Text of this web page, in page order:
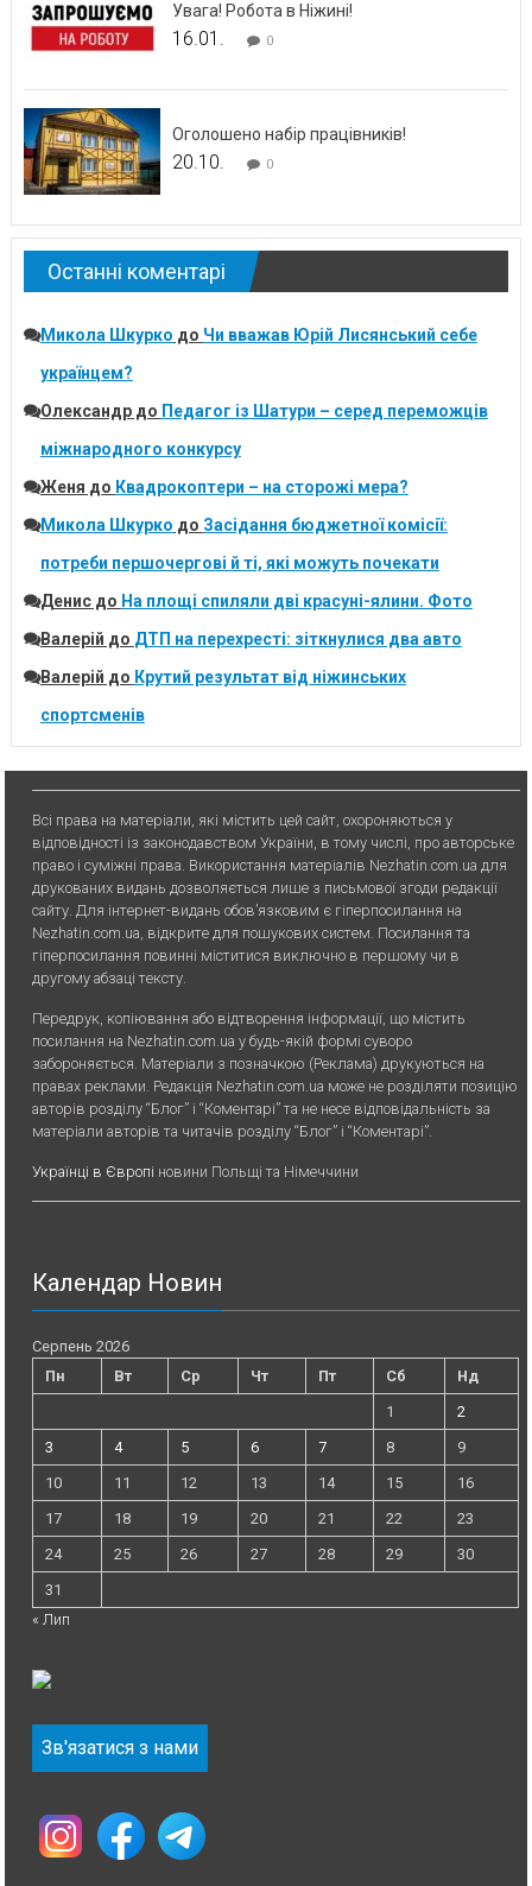
Увага! Робота в Ніжині!
16.01. 0
Оголошено набір працівників!
20.10. 0
Останні коментарі
Микола Шкурко до Чи вважав Юрій Лисянський себе
українцем?
Олександрдо Педагог із Шатури – серед переможців
міжнародного конкурсу
Женя до Квадрокоптери – на сторожі мера?
Микола Шкурко до Засідання бюджетної комісії:
потреби першочергові й ті, які можуть почекати
Денисдо На площі спиляли дві красуні-ялини. Фото
Валерій до ДТП на перехресті: зіткнулися два авто
Валерій до Крутий результат від ніжинських
спортсменів
Всі права на матеріали, які містить цей сайт, охороняються у
відповідності із законодавством України, в тому числі, про авторське
право і суміжні права. Використання матерiалiв Nezhatin.com.ua для
друкованих видань дозволяється лише з письмової згоди редакції
сайту. Для iнтернет-видань обов’язковим є гiперпосилання на
Nezhatin.com.ua, відкрите для пошукових систем. Посилання та
гіперпосилання повинні міститися виключно в першому чи в
другому абзаці тексту.
Передрук, копiювання або вiдтворення iнформацiї, що мiстить
посилання на Nezhatin.com.ua у будь-якiй формi суворо
забороняється. Матеріали з позначкою (Реклама) друкуються на
правах реклами. Редакція Nezhatin.com.ua може не розділяти позицію
авторів розділу “Блог” і “Коментарі” та не несе відповідальність за
матеріали авторів та читачів розділу “Блог” і “Коментарі”.
Українці в Європі новини Польщі та Німеччини
Календар Новин
Серпень 2026
Пн
Вт Ср Чт Пт Сб
Нд
1
2
3
4 5 6 7 8
9
10
11 12 13 14 15
16
17
18 19 20 21 22
23
24
25 26 27 28 29
30
31
« Лип
Зв'язатися з нами